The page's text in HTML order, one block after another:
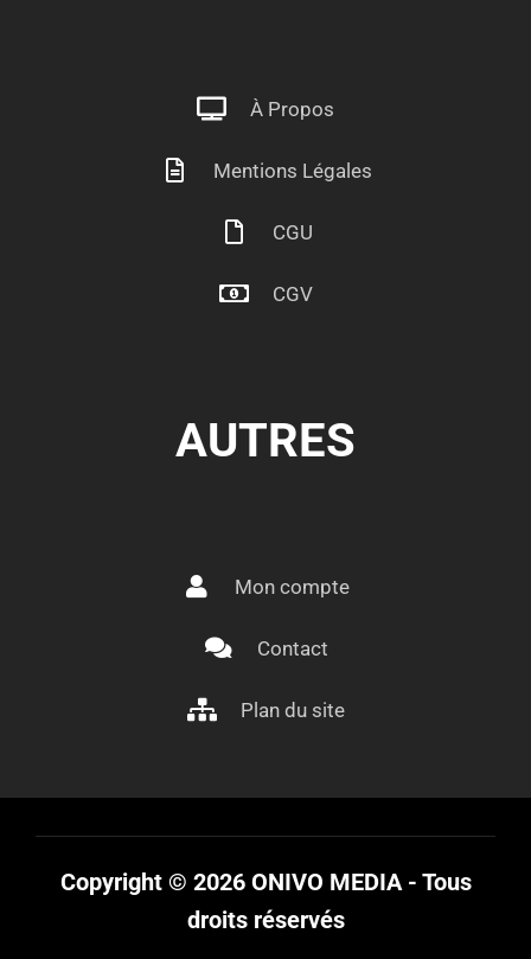
À Propos
Mentions Légales
CGU
CGV
AUTRES
Mon compte
Contact
Plan du site
Copyright © 2026 ONIVO MEDIA - Tous
droits réservés